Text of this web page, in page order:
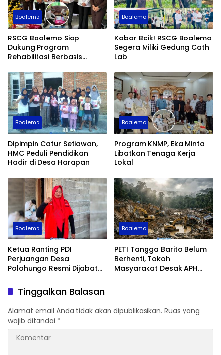
Boalemo
RSCG Boalemo Siap
Dukung Program
Rehabilitasi Berbasis
Boalemo
Kabar Baik! RSCG Boalemo
Segera Miliki Gedung Cath
Lab
Boalemo
Dipimpin Catur Setiawan,
HMC Peduli Pendidikan
Hadir di Desa Harapan
Boalemo
Program KNMP, Eka Minta
Libatkan Tenaga Kerja
Lokal
Boalemo
Ketua Ranting PDI
Perjuangan Desa
Polohungo Resmi Dijabat
Boalemo
PETI Tangga Barito Belum
Berhenti, Tokoh
Masyarakat Desak APH
Tinggalkan Balasan
Alamat email Anda tidak akan dipublikasikan. Ruas yang
wajib ditandai *